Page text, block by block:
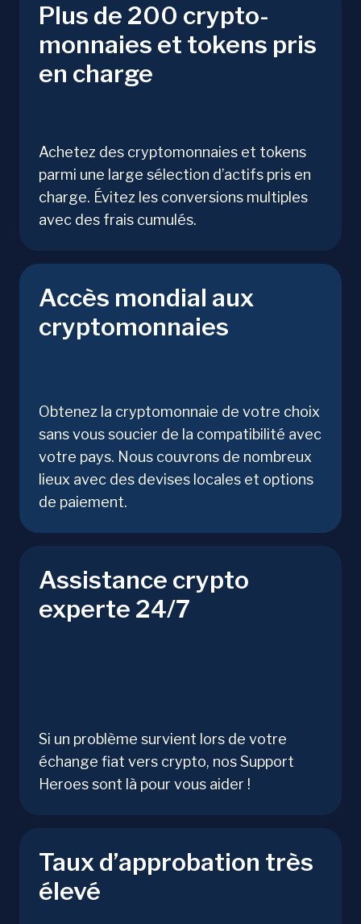
Plus de 200 crypto-
monnaies et tokens pris
en charge
Achetez des cryptomonnaies et tokens
parmi une large sélection d’actifs pris en
charge. Évitez les conversions multiples
avec des frais cumulés.
Accès mondial aux
cryptomonnaies
Obtenez la cryptomonnaie de votre choix
sans vous soucier de la compatibilité avec
votre pays. Nous couvrons de nombreux
lieux avec des devises locales et options
de paiement.
Assistance crypto
experte 24/7
Si un problème survient lors de votre
échange fiat vers crypto, nos Support
Heroes sont là pour vous aider !
Taux d’approbation très
élevé